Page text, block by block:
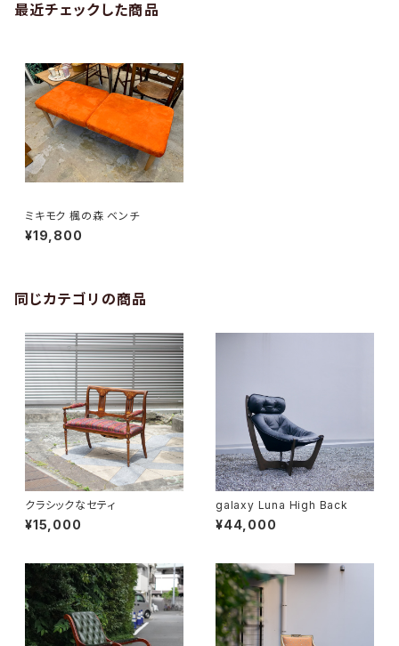
最近チェックした商品
ミキモク 楓の森 ベンチ
¥19,800
同じカテゴリの商品
クラシックなセティ
¥15,000
galaxy Luna High Back
¥44,000